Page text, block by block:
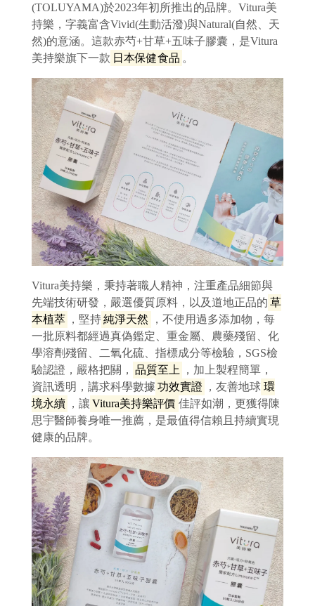
(TOLUYAMA)於2023年初所推出的品牌。Vitura美
持樂，字義富含Vivid(生動活潑)與Natural(自然、天
然)的意涵。這款赤芍+甘草+五味子膠囊，是Vitura
美持樂旗下一款 日本保健食品 。
Vitura美持樂，秉持著職人精神，注重產品細節與
先端技術研發，嚴選優質原料，以及道地正品的 草
本植萃 ，堅持純淨天然
，不使用過多添加物，每
一批原料都經過真偽鑑定、重金屬、農藥殘留、化
學溶劑殘留、二氧化硫、指標成分等檢驗，SGS檢
驗認證，嚴格把關， 品質至上
，加上製程簡單，
資訊透明，講求科學數據 功效實證 ，友善地球 環
境永續 ，讓 Vitura美持樂評價 佳評如潮，更獲得陳
思宇醫師養身唯一推薦，是最值得信賴且持續實現
健康的品牌。